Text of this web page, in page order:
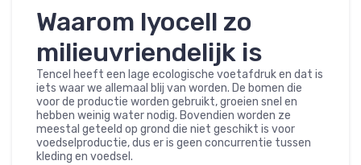
Waarom lyocell zo
milieuvriendelijk is
Tencel heeft een lage ecologische voetafdruk en dat is
iets waar we allemaal blij van worden. De bomen die
voor de productie worden gebruikt, groeien snel en
hebben weinig water nodig. Bovendien worden ze
meestal geteeld op grond die niet geschikt is voor
voedselproductie, dus er is geen concurrentie tussen
kleding en voedsel.